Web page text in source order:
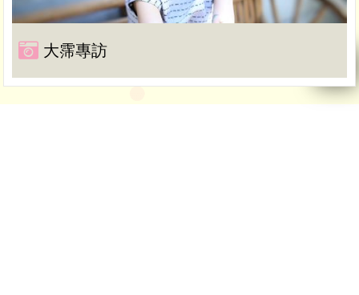
大霈專訪